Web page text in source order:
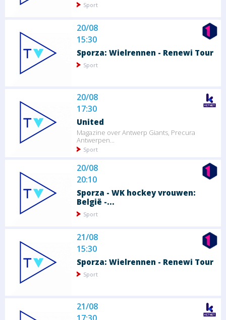
Sport
20/08
15:30
Sporza: Wielrennen - Renewi Tour
Sport
20/08
17:30
United
Magazine over Antwerp Giants, Precura
Antwerpen...
Sport
20/08
20:10
Sporza - WK hockey vrouwen:
België -...
Sport
21/08
15:30
Sporza: Wielrennen - Renewi Tour
Sport
21/08